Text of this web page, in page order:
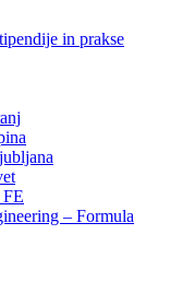
in prakse
– Formula